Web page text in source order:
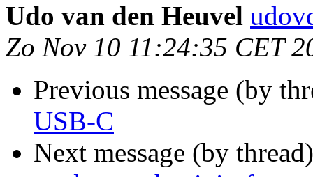
Udo van den Heuvel
Zo Nov 10 11:24:35 CET
Previous message (by
USB-C
Next message (by